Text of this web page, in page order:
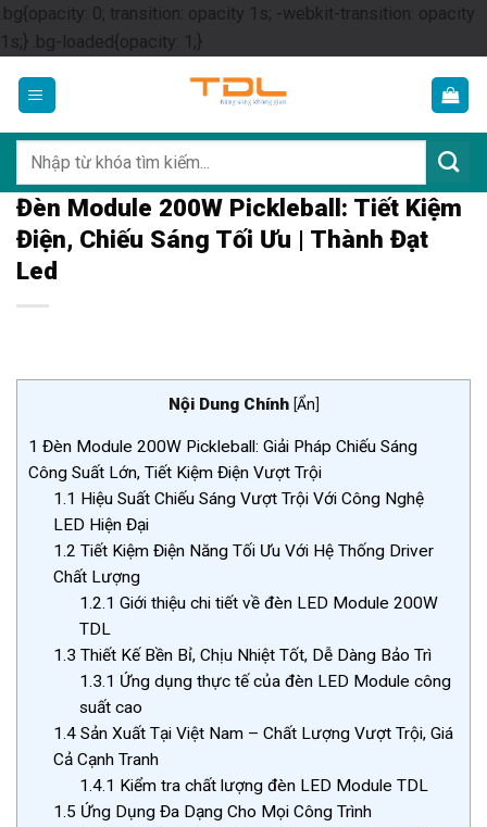
.bg{opacity: 0; transition: opacity 1s; -webkit-transition: opacity
1s;} .bg-loaded{opacity: 1;}Skip
content
kiếm:
Đèn Module 200W Pickleball: Tiết Kiệm
Điện, Chiếu Sáng Tối Ưu | Thành Đạt
Led
Nội Dung Chính [Ẩn]
1 Đèn Module 200W Pickleball: Giải Pháp Chiếu Sáng
Công Suất Lớn, Tiết Kiệm Điện Vượt Trội
1.1 Hiệu Suất Chiếu Sáng Vượt Trội Với Công Nghệ
LED Hiện Đại
1.2 Tiết Kiệm Điện Năng Tối Ưu Với Hệ Thống Driver
Chất Lượng
1.2.1 Giới thiệu chi tiết về đèn LED Module 200W
TDL
1.3 Thiết Kế Bền Bỉ, Chịu Nhiệt Tốt, Dễ Dàng Bảo Trì
1.3.1 Ứng dụng thực tế của đèn LED Module công
suất cao
1.4 Sản Xuất Tại Việt Nam – Chất Lượng Vượt Trội, Giá
Cả Cạnh Tranh
1.4.1 Kiểm tra chất lượng đèn LED Module TDL
1.5 Ứng Dụng Đa Dạng Cho Mọi Công Trình